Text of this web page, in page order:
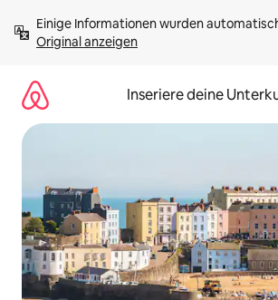
Inhalten
springenOriginal anzeigen
Inseriere deine